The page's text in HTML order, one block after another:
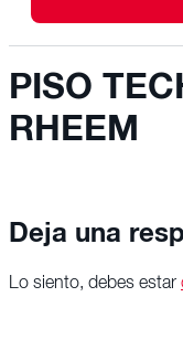
PISO
RHEEM
Deja una
Lo siento, debes estar